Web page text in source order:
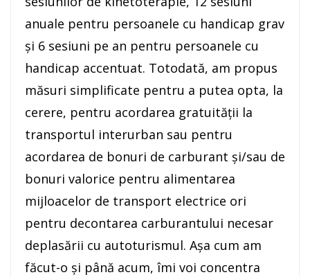
anuale pentru persoanele cu handicap grav
şi 6 sesiuni pe an pentru persoanele cu
handicap accentuat. Totodată, am propus
măsuri simplificate pentru a putea opta, la
cerere, pentru acordarea gratuităţii la
transportul interurban sau pentru
acordarea de bonuri de carburant şi/sau de
bonuri valorice pentru alimentarea
mijloacelor de transport electrice ori
pentru decontarea carburantului necesar
deplasării cu autoturismul. Aşa cum am
făcut-o şi până acum, îmi voi concentra